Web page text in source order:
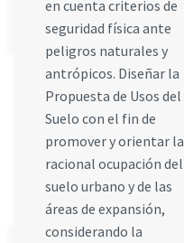
en cuenta criterios de
seguridad física ante
peligros naturales y
antrópicos. Diseñar la
Propuesta de Usos del
Suelo con el fin de
promover y orientar la
racional ocupación del
suelo urbano y de las
áreas de expansión,
considerando la